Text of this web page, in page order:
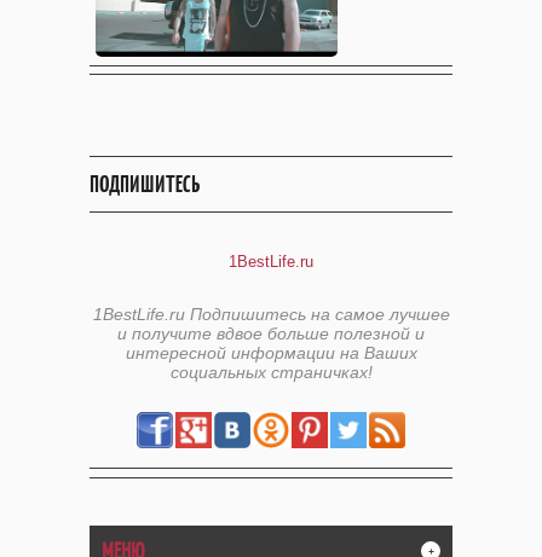
ПОДПИШИТЕСЬ
1BestLife.ru
1BestLife.ru Подпишитесь на самое лучшее
и получите вдвое больше полезной и
интересной информации на Ваших
социальных страничках!
+